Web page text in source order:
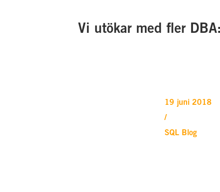
Vi utökar med fler
19 juni 2018
/
SQL Blog